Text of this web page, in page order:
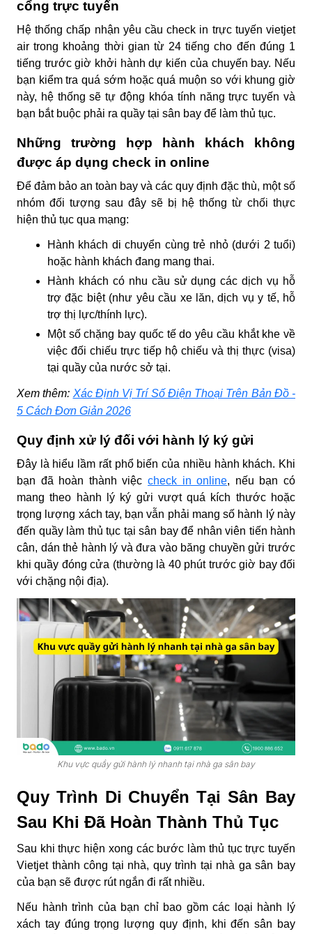
cổng trực tuyến
Hệ thống chấp nhận yêu cầu check in trực tuyến vietjet
air trong khoảng thời gian từ 24 tiếng cho đến đúng 1
tiếng trước giờ khởi hành dự kiến của chuyến bay. Nếu
bạn kiểm tra quá sớm hoặc quá muộn so với khung giờ
này, hệ thống sẽ tự động khóa tính năng trực tuyến và
bạn bắt buộc phải ra quầy tại sân bay để làm thủ tục.
Những trường hợp hành khách không
được áp dụng check in online
Để đảm bảo an toàn bay và các quy định đặc thù, một số
nhóm đối tượng sau đây sẽ bị hệ thống từ chối thực
hiện thủ tục qua mạng:
Hành khách di chuyển cùng trẻ nhỏ (dưới 2 tuổi)
hoặc hành khách đang mang thai.
Hành khách có nhu cầu sử dụng các dịch vụ hỗ
trợ đặc biệt (như yêu cầu xe lăn, dịch vụ y tế, hỗ
trợ thị lực/thính lực).
Một số chặng bay quốc tế do yêu cầu khắt khe về
việc đối chiếu trực tiếp hộ chiếu và thị thực (visa)
tại quầy của nước sở tại.
Xem thêm: Xác Định Vị Trí Số Điện Thoại Trên Bản Đồ -
5 Cách Đơn Giản 2026
Quy định xử lý đối với hành lý ký gửi
Đây là hiểu lầm rất phổ biến của nhiều hành khách. Khi
bạn đã hoàn thành việc check in online, nếu bạn có
mang theo hành lý ký gửi vượt quá kích thước hoặc
trọng lượng xách tay, bạn vẫn phải mang số hành lý này
đến quầy làm thủ tục tại sân bay để nhân viên tiến hành
cân, dán thẻ hành lý và đưa vào băng chuyền gửi trước
khi quầy đóng cửa (thường là 40 phút trước giờ bay đối
với chặng nội địa).
Khu vực quầy gửi hành lý nhanh tại nhà ga sân bay
Quy Trình Di Chuyển Tại Sân Bay
Sau Khi Đã Hoàn Thành Thủ Tục
Sau khi thực hiện xong các bước làm thủ tục trực tuyến
Vietjet thành công tại nhà, quy trình tại nhà ga sân bay
của bạn sẽ được rút ngắn đi rất nhiều.
Nếu hành trình của bạn chỉ bao gồm các loại hành lý
xách tay đúng trọng lượng quy định, khi đến sân bay